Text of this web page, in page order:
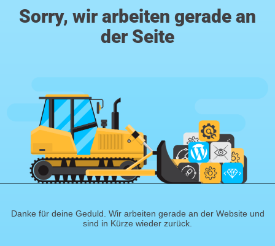
Sorry, wir arbeiten gerade an
der Seite
Danke für deine Geduld. Wir arbeiten gerade an der Website und
sind in Kürze wieder zurück.